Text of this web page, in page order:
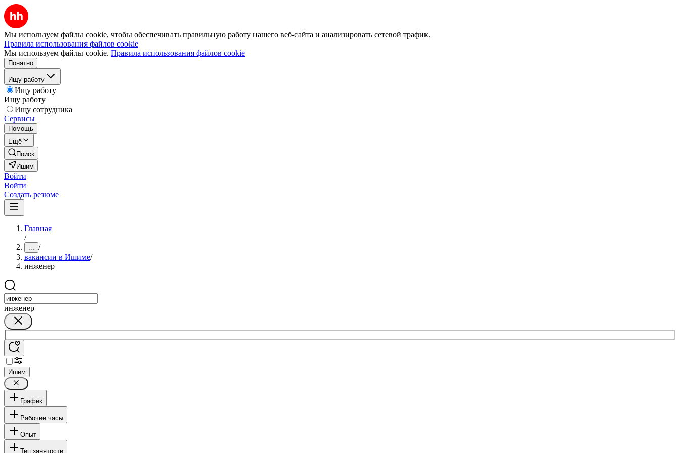
Мы используем файлы cookie, чтобы обеспечивать правильную работу нашего веб-сайта и анализировать сетевой трафик.
Правила использования файлов cookie
Мы используем файлы cookie. Правила использования файлов cookie
Понятно
Ищу работу
Ищу работу
Ищу работу
Ищу сотрудника
Сервисы
Помощь
Ещё
Поиск
Ишим
Войти
Войти
Создать резюме
Главная
/
... /
вакансии в Ишиме/
инженер
инженер
Ишим
График
Рабочие часы
Опыт
Тип занятости